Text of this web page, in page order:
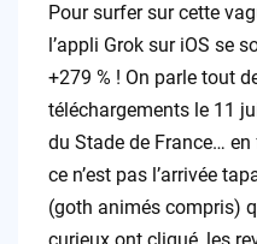
Pour surfer sur cette
l’appli Grok sur iOS se
+279 % ! On parle tout
téléchargements le 11
du Stade de France…
ce n’est pas l’arrivée
(goth animés compris)